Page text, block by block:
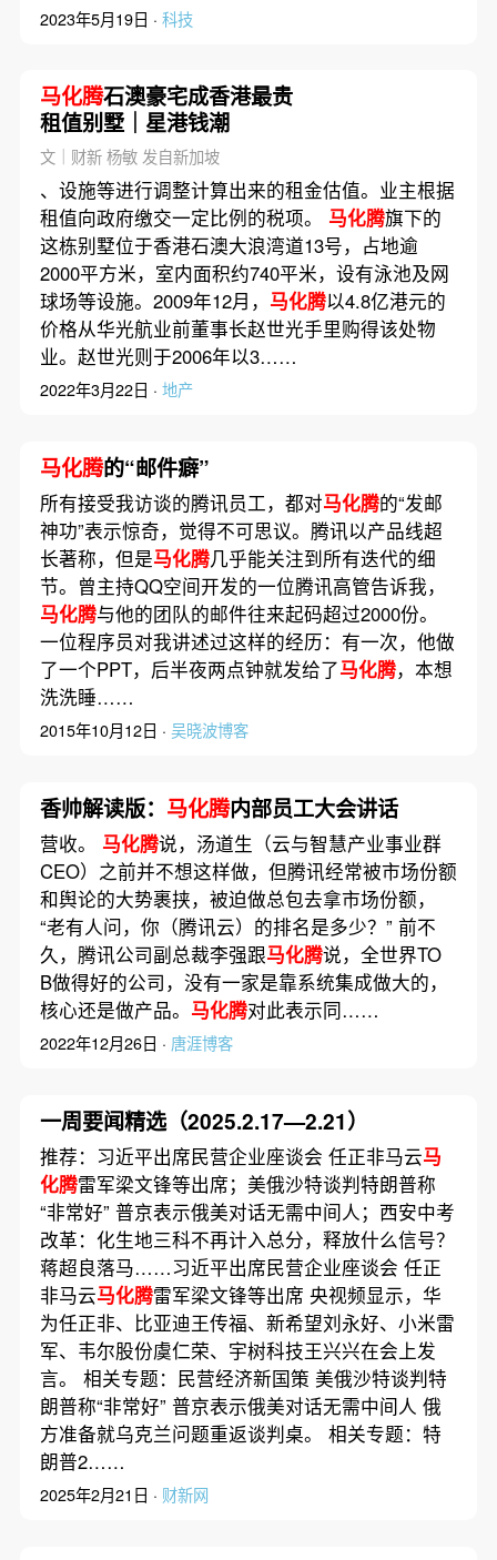
2023年5月19日 · 科技
马化腾石澳豪宅成香港最贵
租值别墅｜星港钱潮
文｜财新 杨敏 发自新加坡
、设施等进行调整计算出来的租金估值。业主根据
租值向政府缴交一定比例的税项。 马化腾旗下的
这栋别墅位于香港石澳大浪湾道13号，占地逾
2000平方米，室内面积约740平米，设有泳池及网
球场等设施。2009年12月， 马化腾以4.8亿港元的
价格从华光航业前董事长赵世光手里购得该处物
业。赵世光则于2006年以3……
2022年3月22日 · 地产
马化腾的“邮件癖”
所有接受我访谈的腾讯员工，都对马化腾的“发邮
神功”表示惊奇，觉得不可思议。腾讯以产品线超
长著称，但是马化腾几乎能关注到所有迭代的细
节。曾主持QQ空间开发的一位腾讯高管告诉我，
马化腾与他的团队的邮件往来起码超过2000份。
一位程序员对我讲述过这样的经历：有一次，他做
了一个PPT，后半夜两点钟就发给了马化腾，本想
洗洗睡……
2015年10月12日 · 吴晓波博客
香帅解读版： 马化腾内部员工大会讲话
营收。 马化腾说，汤道生（云与智慧产业事业群
CEO）之前并不想这样做，但腾讯经常被市场份额
和舆论的大势裹挟，被迫做总包去拿市场份额，
“老有人问，你（腾讯云）的排名是多少？” 前不
久，腾讯公司副总裁李强跟马化腾说，全世界TO
B做得好的公司，没有一家是靠系统集成做大的，
核心还是做产品。 马化腾对此表示同……
2022年12月26日 · 唐涯博客
一周要闻精选（2025.2.17—2.21）
推荐：习近平出席民营企业座谈会 任正非马云马
化腾雷军梁文锋等出席；美俄沙特谈判特朗普称
“非常好” 普京表示俄美对话无需中间人；西安中考
改革：化生地三科不再计入总分，释放什么信号？
蒋超良落马……习近平出席民营企业座谈会 任正
非马云马化腾雷军梁文锋等出席 央视频显示，华
为任正非、比亚迪王传福、新希望刘永好、小米雷
军、韦尔股份虞仁荣、宇树科技王兴兴在会上发
言。 相关专题：民营经济新国策 美俄沙特谈判特
朗普称“非常好” 普京表示俄美对话无需中间人 俄
方准备就乌克兰问题重返谈判桌。 相关专题：特
朗普2……
2025年2月21日 · 财新网